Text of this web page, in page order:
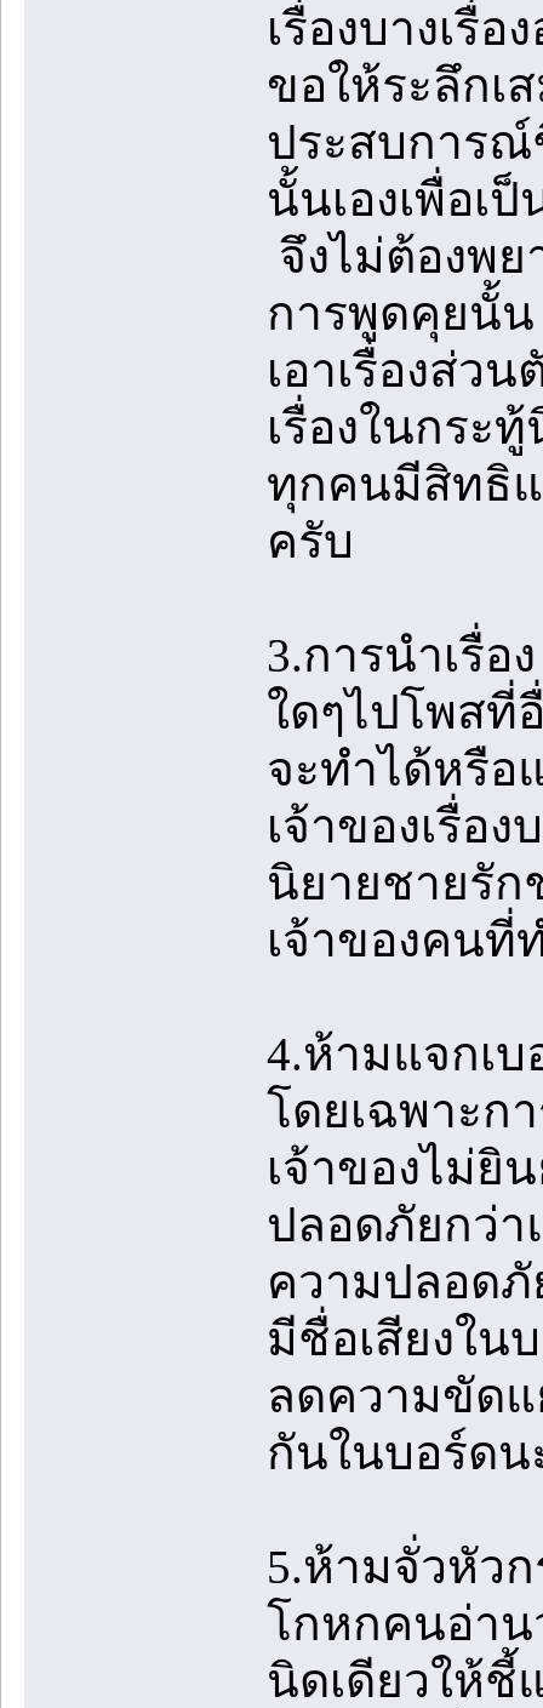
เรื่องบางเรื่อ
ขอให้ระลึกเ
ประสบการณ์
นั้นเองเพื่อเ
จึงไม่ต้องพย
การพูดคุยนั้
เอาเรื่องส่ว
เรื่องในกระ
ทุกคนมีสิทธิ
ครับ
3.การนำเรื่
ใดๆไปโพสที่
จะทำได้หรือ
เจ้าของเรื่อ
นิยายชายรัก
เจ้าของคนที่
4.ห้ามแจกเบ
โดยเฉพาะก
เจ้าของไม่ยิ
ปลอดภัยกว่า
ความปลอด
มีชื่อเสียงใน
ลดความขัดแ
กันในบอร์ดน
5.ห้ามจั่วหัวก
โกหกคนอ่าน
นิดเดียวให้ชี้